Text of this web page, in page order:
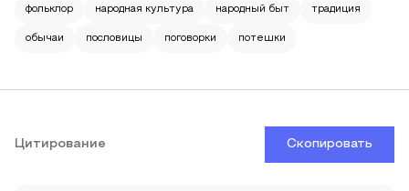
фольклор народная культура народный быт традиция
обычаи пословицы поговорки потешки
Цитирование Скопировать